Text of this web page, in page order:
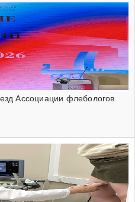
Ассоциации флебологов